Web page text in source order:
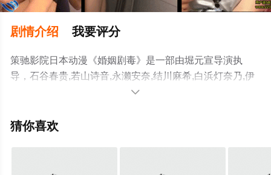
剧情介绍 我要评分
策驰影院日本动漫《婚姻剧毒》是一部由堀元宣导演执
导，石谷春贵,若山诗音,永濑安奈,结川麻希,白浜灯奈乃,伊
濑茉莉也,齐藤壮马,土屋神叶,白石晴香,祐仙勇等演员精彩
集就上策驰电影网，更多相关信息可移步至豆瓣动漫、电

猜你喜欢